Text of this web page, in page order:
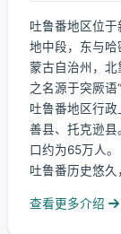
吐鲁番地区位
地中段，东与
蒙古自治州，
之名源于突厥语
吐鲁番地区行
善县、托克逊
口约为65万人。
吐鲁番历史悠
查看更多介绍